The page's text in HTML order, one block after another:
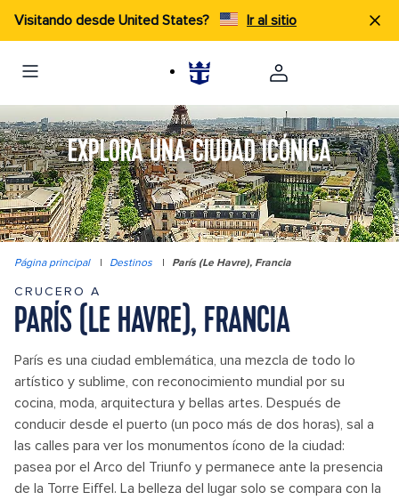
Visitando desde United States? Ir al sitio
EXPLORA UNA CIUDAD ICÓNICA
Página principal | Destinos | París (Le Havre), Francia
CRUCERO A
PARÍS (LE HAVRE), FRANCIA
París es una ciudad emblemática, una mezcla de todo lo
artístico y sublime, con reconocimiento mundial por su
cocina, moda, arquitectura y bellas artes. Después de
conducir desde el puerto (un poco más de dos horas), sal a
las calles para ver los monumentos ícono de la ciudad:
pasea por el Arco del Triunfo y permanece ante la presencia
de la Torre Eiffel. La belleza del lugar solo se compara con la